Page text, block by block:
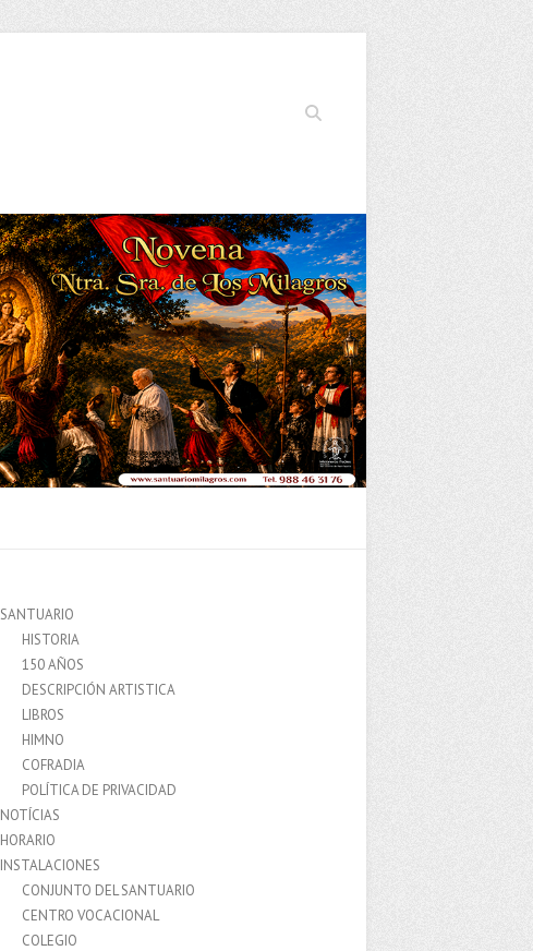
Buscar
SANTUARIO
HISTORIA
150 AÑOS
DESCRIPCIÓN ARTISTICA
LIBROS
HIMNO
COFRADIA
POLÍTICA DE PRIVACIDAD
NOTÍCIAS
HORARIO
INSTALACIONES
CONJUNTO DEL SANTUARIO
CENTRO VOCACIONAL
COLEGIO